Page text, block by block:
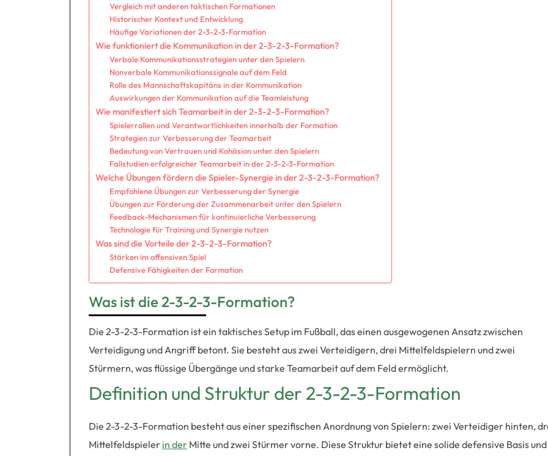
Vergleich mit anderen taktischen Formationen
Historischer Kontext und Entwicklung
Häufige Variationen der 2-3-2-3-Formation
Wie funktioniert die Kommunikation in der 2-3-2-3-Formation?
Verbale Kommunikationsstrategien unter den Spielern
Nonverbale Kommunikationssignale auf dem Feld
Rolle des Mannschaftskapitäns in der Kommunikation
Auswirkungen der Kommunikation auf die Teamleistung
Wie manifestiert sich Teamarbeit in der 2-3-2-3-Formation?
Spielerrollen und Verantwortlichkeiten innerhalb der Formation
Strategien zur Verbesserung der Teamarbeit
Bedeutung von Vertrauen und Kohäsion unter den Spielern
Fallstudien erfolgreicher Teamarbeit in der 2-3-2-3-Formation
Welche Übungen fördern die Spieler-Synergie in der 2-3-2-3-Formation?
Empfohlene Übungen zur Verbesserung der Synergie
Übungen zur Förderung der Zusammenarbeit unter den Spielern
Feedback-Mechanismen für kontinuierliche Verbesserung
Technologie für Training und Synergie nutzen
Was sind die Vorteile der 2-3-2-3-Formation?
Stärken im offensiven Spiel
Defensive Fähigkeiten der Formation
Was ist die 2-3-2-3-Formation?
Die 2-3-2-3-Formation ist ein taktisches Setup im Fußball, das einen ausgewogenen Ansatz zwischen
Verteidigung und Angriff betont. Sie besteht aus zwei Verteidigern, drei Mittelfeldspielern und zwei
Stürmern, was flüssige Übergänge und starke Teamarbeit auf dem Feld ermöglicht.
Definition und Struktur der 2-3-2-3-Formation
Die 2-3-2-3-Formation besteht aus einer spezifischen Anordnung von Spielern: zwei Verteidiger hinten,
Mittelfeldspieler in der Mitte und zwei Stürmer vorne. Diese Struktur bietet eine solide defensive Basis und